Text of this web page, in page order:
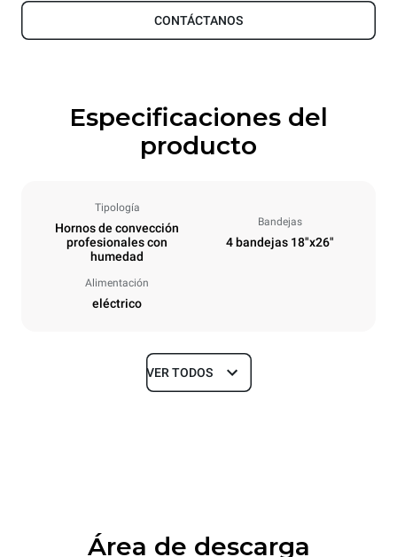
CONTÁCTANOS
Especificaciones del
producto
Tipología
Hornos de convección
profesionales con
humedad
Bandejas
4 bandejas 18"x26"
Alimentación
eléctrico
Tamaños
Especificaciones de la bandeja
VER TODOS
Área de descarga